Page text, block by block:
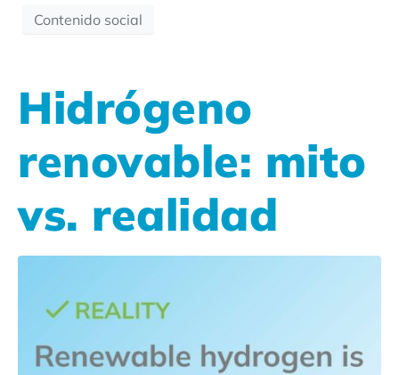
Contenido social
Hidrógeno
renovable: mito
vs. realidad